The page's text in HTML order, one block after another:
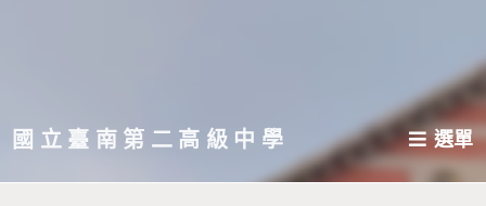
主國立臺南第二高級中學 選單